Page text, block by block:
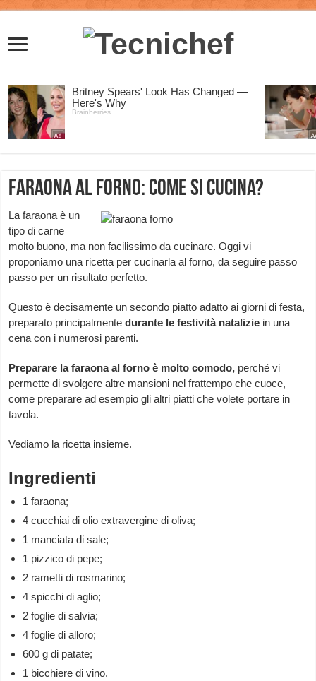
Faraona al forno: come si cucina?
La faraona è un
tipo di carne
molto buono, ma non facilissimo da cucinare. Oggi vi
proponiamo una ricetta per cucinarla al forno, da seguire passo
passo per un risultato perfetto.
Questo è decisamente un secondo piatto adatto ai giorni di festa,
preparato principalmente durante le festività natalizie in una
cena con i numerosi parenti.
Preparare la faraona al forno è molto comodo, perché vi
permette di svolgere altre mansioni nel frattempo che cuoce,
come preparare ad esempio gli altri piatti che volete portare in
tavola.
Vediamo la ricetta insieme.
Ingredienti
1 faraona;
4 cucchiai di olio extravergine di oliva;
1 manciata di sale;
1 pizzico di pepe;
2 rametti di rosmarino;
4 spicchi di aglio;
2 foglie di salvia;
4 foglie di alloro;
600 g di patate;
1 bicchiere di vino.